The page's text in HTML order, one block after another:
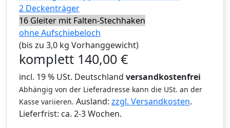
2 Deckenträger
16 Gleiter mit Falten-Stechhaken
ohne Aufschiebeloch
(bis zu 3,0 kg Vorhanggewicht)
komplett 140,00 €
incl. 19 % USt. Deutschland versandkostenfrei
Abhängig von der Lieferadresse kann die USt. an der
Kasse variieren. Ausland: zzgl. Versandkosten.
Lieferfrist: ca. 2-3 Wochen.